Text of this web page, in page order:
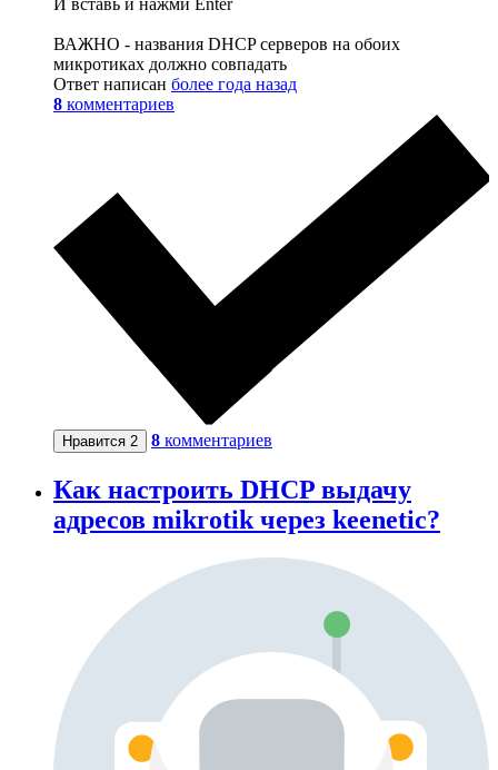
И вставь и нажми Enter
ВАЖНО - названия DHCP серверов на обоих
микротиках должно совпадать
Ответ написан более года назад
8 комментариев
Нравится 2 8 комментариев
Как настроить DHCP выдачу
адресов mikrotik через keenetic?